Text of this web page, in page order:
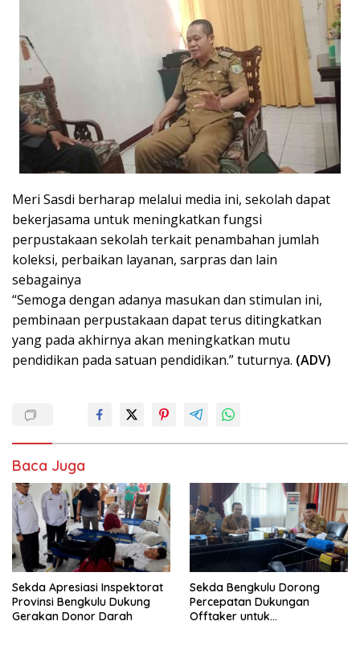
Meri Sasdi berharap melalui media ini, sekolah dapat
bekerjasama untuk meningkatkan fungsi
perpustakaan sekolah terkait penambahan jumlah
koleksi, perbaikan layanan, sarpras dan lain
sebagainya
“Semoga dengan adanya masukan dan stimulan ini,
pembinaan perpustakaan dapat terus ditingkatkan
yang pada akhirnya akan meningkatkan mutu
pendidikan pada satuan pendidikan.” tuturnya. (ADV)
Baca Juga
Sekda Apresiasi Inspektorat
Provinsi Bengkulu Dukung
Gerakan Donor Darah
Sekda Bengkulu Dorong
Percepatan Dukungan
Offtaker untuk